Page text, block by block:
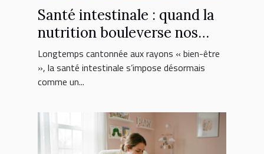
Santé intestinale : quand la
nutrition bouleverse nos
choix de suppléments
Longtemps cantonnée aux rayons « bien-être
», la santé intestinale s’impose désormais
comme un...